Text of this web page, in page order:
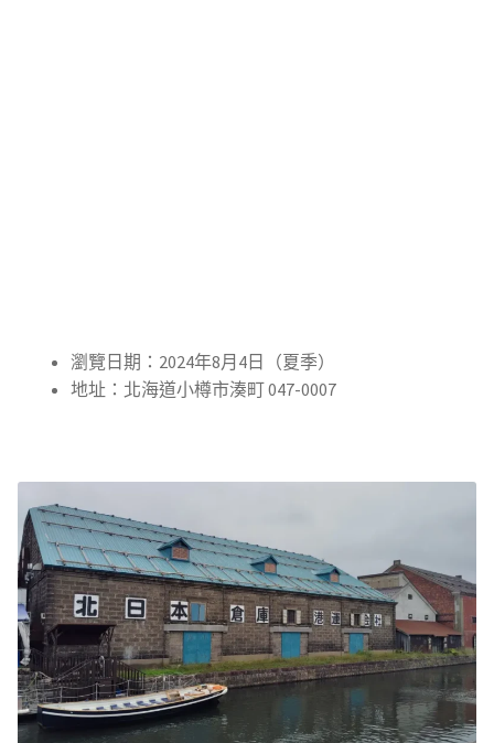
瀏覽日期：2024年8月4日（夏季）
地址：北海道小樽市湊町 047-0007